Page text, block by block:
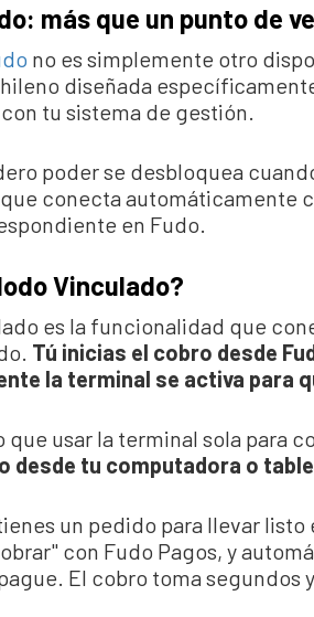
más que un punto de
no es simplemente otro
diseñada
tu sistema de gestión.
poder se desbloquea
conecta automáticamente
en Fudo.
Vinculado?
es la funcionalidad que
Tú inicias el cobro desde
la terminal se activa para
que usar la terminal sola para
desde tu computadora o
un pedido para llevar
con Fudo Pagos, y
El cobro toma segundos